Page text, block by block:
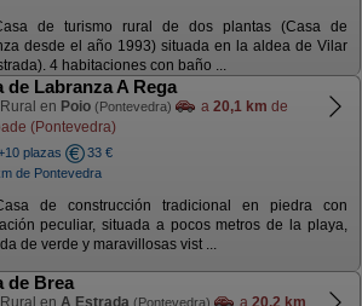
de turismo rural de dos plantas (Casa de
desde el año 1993) situada en la aldea de Vilar
4 habitaciones con baño ...
de Labranza A Rega
en Poio (Pontevedra) a 20,1 km de
(Pontevedra)
plazas
33 €
de Pontevedra
de construcción tradicional en piedra con
peculiar, situada a pocos metros de la playa,
de verde y maravillosas vist ...
de Brea
en A Estrada (Pontevedra) a 20,2 km